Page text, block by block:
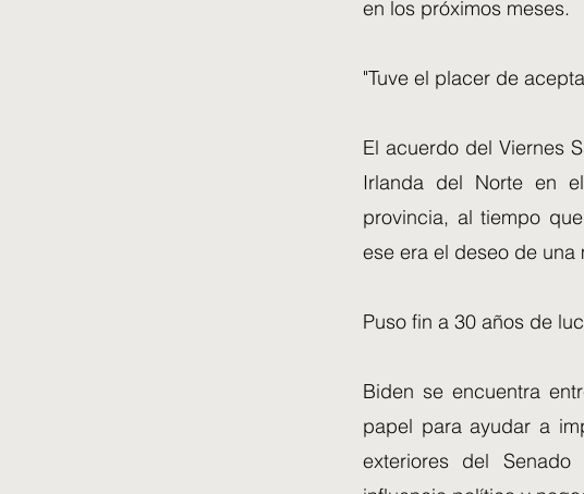
en los próximos meses.
"Tuve el placer de
El acuerdo del Viernes
Irlanda del Norte en
provincia, al tiempo
ese era el deseo de una
Puso fin a 30 años de
Biden se encuentra
papel para ayudar a
exteriores del